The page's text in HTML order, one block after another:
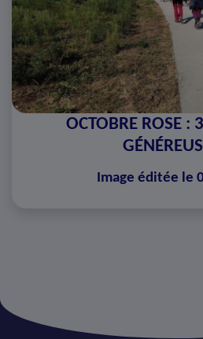
OCTOBRE ROSE :
Image éditée le